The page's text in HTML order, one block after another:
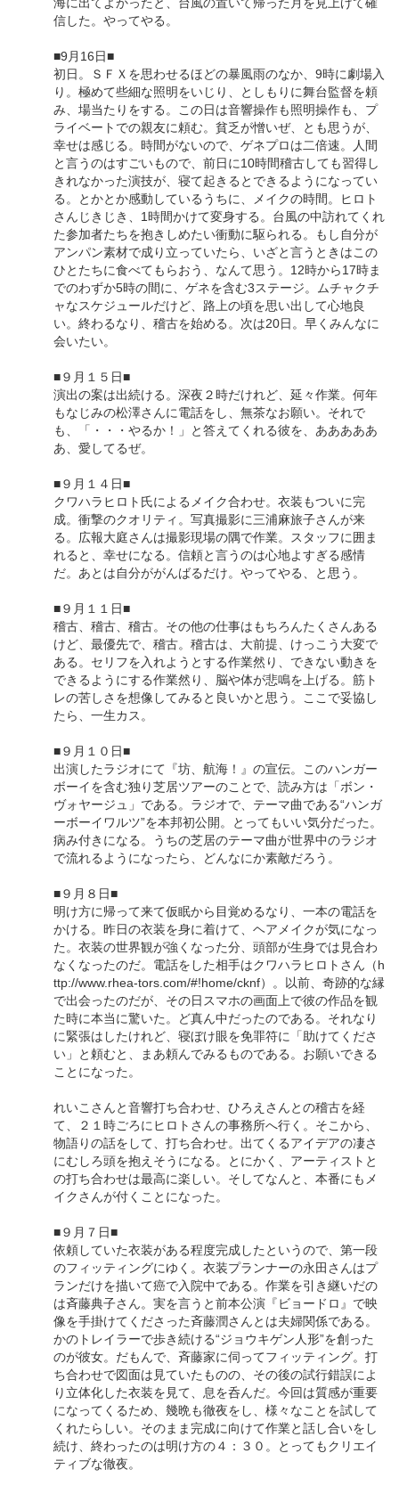
信した。やってやる。
■9月16日■
初日。ＳＦＸを思わせるほどの暴風雨のなか、9時に劇場入
り。極めて些細な照明をいじり、としもりに舞台監督を頼
み、場当たりをする。この日は音響操作も照明操作も、プ
ライベートでの親友に頼む。貧乏が憎いぜ、とも思うが、
幸せは感じる。時間がないので、ゲネプロは二倍速。人間
と言うのはすごいもので、前日に10時間稽古しても習得し
きれなかった演技が、寝て起きるとできるようになってい
る。とかとか感動しているうちに、メイクの時間。ヒロト
さんじきじき、1時間かけて変身する。台風の中訪れてくれ
た参加者たちを抱きしめたい衝動に駆られる。もし自分が
アンパン素材で成り立っていたら、いざと言うときはこの
ひとたちに食べてもらおう、なんて思う。12時から17時ま
でのわずか5時の間に、ゲネを含む3ステージ。ムチャクチ
ャなスケジュールだけど、路上の頃を思い出して心地良
い。終わるなり、稽古を始める。次は20日。早くみんなに
会いたい。
■９月１５日■
演出の案は出続ける。深夜２時だけれど、延々作業。何年
もなじみの松澤さんに電話をし、無茶なお願い。それで
も、「・・・やるか！」と答えてくれる彼を、あああああ
あ、愛してるぜ。
■９月１４日■
クワハラヒロト氏によるメイク合わせ。衣装もついに完
成。衝撃のクオリティ。写真撮影に三浦麻旅子さんが来
る。広報大庭さんは撮影現場の隅で作業。スタッフに囲ま
れると、幸せになる。信頼と言うのは心地よすぎる感情
だ。あとは自分ががんばるだけ。やってやる、と思う。
■９月１１日■
稽古、稽古、稽古。その他の仕事はもちろんたくさんある
けど、最優先で、稽古。稽古は、大前提、けっこう大変で
ある。セリフを入れようとする作業然り、できない動きを
できるようにする作業然り、脳や体が悲鳴を上げる。筋ト
レの苦しさを想像してみると良いかと思う。ここで妥協し
たら、一生カス。
■９月１０日■
出演したラジオにて『坊、航海！』の宣伝。このハンガー
ボーイを含む独り芝居ツアーのことで、読み方は「ボン・
ヴォヤージュ」である。ラジオで、テーマ曲である“ハンガ
ーボーイワルツ”を本邦初公開。とってもいい気分だった。
病み付きになる。うちの芝居のテーマ曲が世界中のラジオ
で流れるようになったら、どんなにか素敵だろう。
■９月８日■
明け方に帰って来て仮眠から目覚めるなり、一本の電話を
かける。昨日の衣装を身に着けて、ヘアメイクが気になっ
た。衣装の世界観が強くなった分、頭部が生身では見合わ
なくなったのだ。電話をした相手はクワハラヒロトさん（h
ttp://www.rhea-tors.com/#!home/cknf）。以前、奇跡的な縁
で出会ったのだが、その日スマホの画面上で彼の作品を観
た時に本当に驚いた。ど真ん中だったのである。それなり
に緊張はしたけれど、寝ぼけ眼を免罪符に「助けてくださ
い」と頼むと、まあ頼んでみるものである。お願いできる
ことになった。
れいこさんと音響打ち合わせ、ひろえさんとの稽古を経
て、２１時ごろにヒロトさんの事務所へ行く。そこから、
物語りの話をして、打ち合わせ。出てくるアイデアの凄さ
にむしろ頭を抱えそうになる。とにかく、アーティストと
の打ち合わせは最高に楽しい。そしてなんと、本番にもメ
イクさんが付くことになった。
■９月７日■
依頼していた衣装がある程度完成したというので、第一段
のフィッティングにゆく。衣装プランナーの永田さんはプ
ランだけを描いて癌で入院中である。作業を引き継いだの
は斉藤典子さん。実を言うと前本公演『ビョードロ』で映
像を手掛けてくださった斉藤潤さんとは夫婦関係である。
かのトレイラーで歩き続ける“ジョウキゲン人形”を創った
のが彼女。だもんで、斉藤家に伺ってフィッティング。打
ち合わせで図面は見ていたものの、その後の試行錯誤によ
り立体化した衣装を見て、息を呑んだ。今回は質感が重要
になってくるため、幾晩も徹夜をし、様々なことを試して
くれたらしい。そのまま完成に向けて作業と話し合いをし
続け、終わったのは明け方の４：３０。とってもクリエイ
ティブな徹夜。